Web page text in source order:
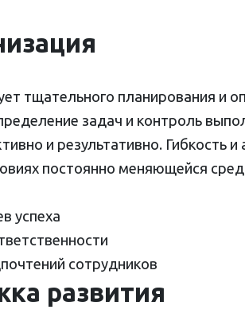
тщательного планирования и
задач и контроль
и результативно. Гибкость
постоянно меняющейся
успеха
сотрудников
развития